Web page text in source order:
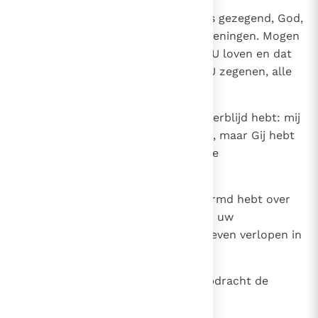
Daarop loofde Raguël God: 'Wees gezegend, God,
met de zuiverste en heiligste zegeningen. Mogen
uw heiligen en al uw schepselen U loven en dat
al uw engelen en uitverkorenen U zegenen, alle
Gezegend zijt Gij, omdat Gij mij verblijd hebt: mij
is niet overkomen wat ik duchtte, maar Gij hebt
met ons gehandeld naar uw grote
Gezegend zijt Gij, dat Ge u ontfermd hebt over
twee eniggeborenen. Betoon hun uw
barmhartigheid, Heer. Laat hun leven verlopen in
Vervolgens gaf hij zijn knechts opdracht de